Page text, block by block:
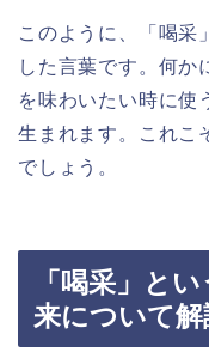
このように、「喝采
した言葉です。何か
を味わいたい時に使
生まれます。これこ
でしょう。
「喝采」と
来について解